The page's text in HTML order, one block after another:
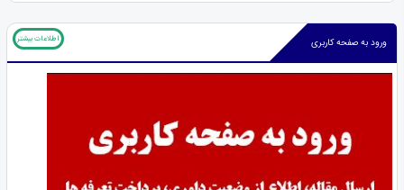
ورود به صفحه کاربری اطلاعات بیشتر